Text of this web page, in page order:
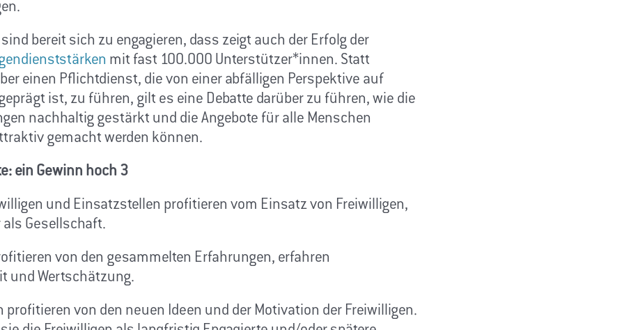
bereit sich zu engagieren, dass zeigt auch der Erfolg der
mit fast 100.000 Unterstützer*innen. Statt
einen Pflichtdienst, die von einer abfälligen Perspektive auf
ist, zu führen, gilt es eine Debatte darüber zu führen, wie die
nachhaltig gestärkt und die Angebote für alle Menschen
gemacht werden können.
ein Gewinn hoch 3
und Einsatzstellen profitieren vom Einsatz von Freiwilligen,
Gesellschaft.
von den gesammelten Erfahrungen, erfahren
und Wertschätzung.
profitieren von den neuen Ideen und der Motivation der Freiwilligen.